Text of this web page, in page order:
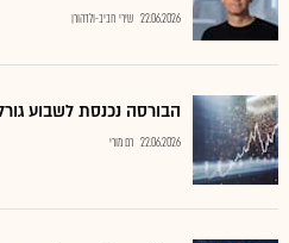
22.06.2026 שירי חביב-ולדהורן
הבורסה נכנסת לשבוע
22.06.2026 רם מורי